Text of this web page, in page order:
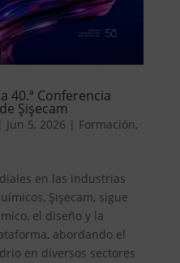
40.ª Conferencia
Şişecam
Jun 5, 2026 | Formación,
en las industrias
Şişecam, sigue
el diseño y la
abordando el
en diversos sectores